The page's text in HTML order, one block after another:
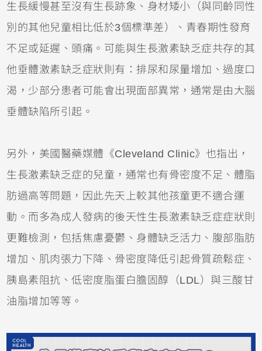
生長緩慢甚至沒有生長跡象、身材矮小（與同齡同性
別的其他兒童相比低於3個標準差）、青春期性發育
不足或延遲、頭痛。可能與生長激素缺乏症共存的其
他垂體激素缺乏症狀則有：排尿和尿量增加、過度口
渴，少部分患者可能會出現面部異常，通常是由大腦
垂體缺陷所引起。
另外，美國醫藥媒體《Cleveland Clinic》也指出，
生長激素缺乏症的兒童，通常也有骨密度不足、體脂
肪過高等問題，因此先天上較其他孩童更不適合運
動。而多為成人發病的後天性生長激素缺乏症症狀則
更難檢測，包括焦慮憂鬱、身體缺乏活力、腹部脂肪
增加、肌肉張力下降、骨密度降低引起骨質疏鬆症、
胰島素阻抗、低密度脂蛋白膽固醇（LDL）與三酸甘
油脂增加等等。